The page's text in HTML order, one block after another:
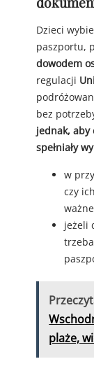
Dzieci
paszportu,
dowodem
regulacji
bez
jednak, aby
spełniały
w
czy
jeżeli
plaże,